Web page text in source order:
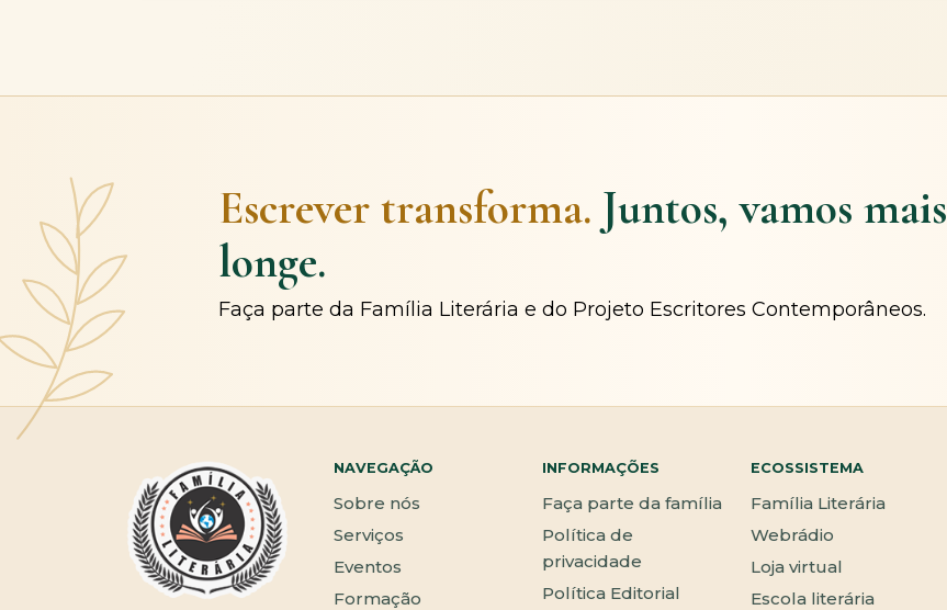
Escrever transforma. Juntos, vamos mais
longe.
Faça parte da Família Literária e do Projeto Escritores Contemporâneos.
NAVEGAÇÃO
Sobre nós
Serviços
Eventos
Formação
INFORMAÇÕES
Faça parte da família
Política de
privacidade
Política Editorial
ECOSSISTEMA
Família Literária
Webrádio
Loja virtual
Escola literária